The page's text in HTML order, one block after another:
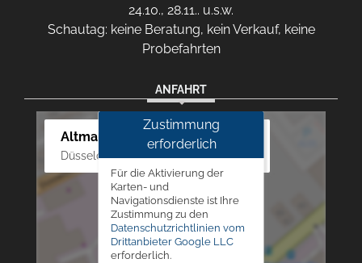
24.10., 28.11.. u.s.w.
Schautag: keine Beratung, kein Verkauf, keine
Probefahrten
ANFAHRT
Altmann Autoland
Düsseldorfer Str. 69 - 79, 42781 Haan
Zustimmung
erforderlich
Für die Aktivierung der
Karten- und
Navigationsdienste ist Ihre
Zustimmung zu den
Datenschutzrichtlinien vom
Drittanbieter Google LLC
erforderlich.